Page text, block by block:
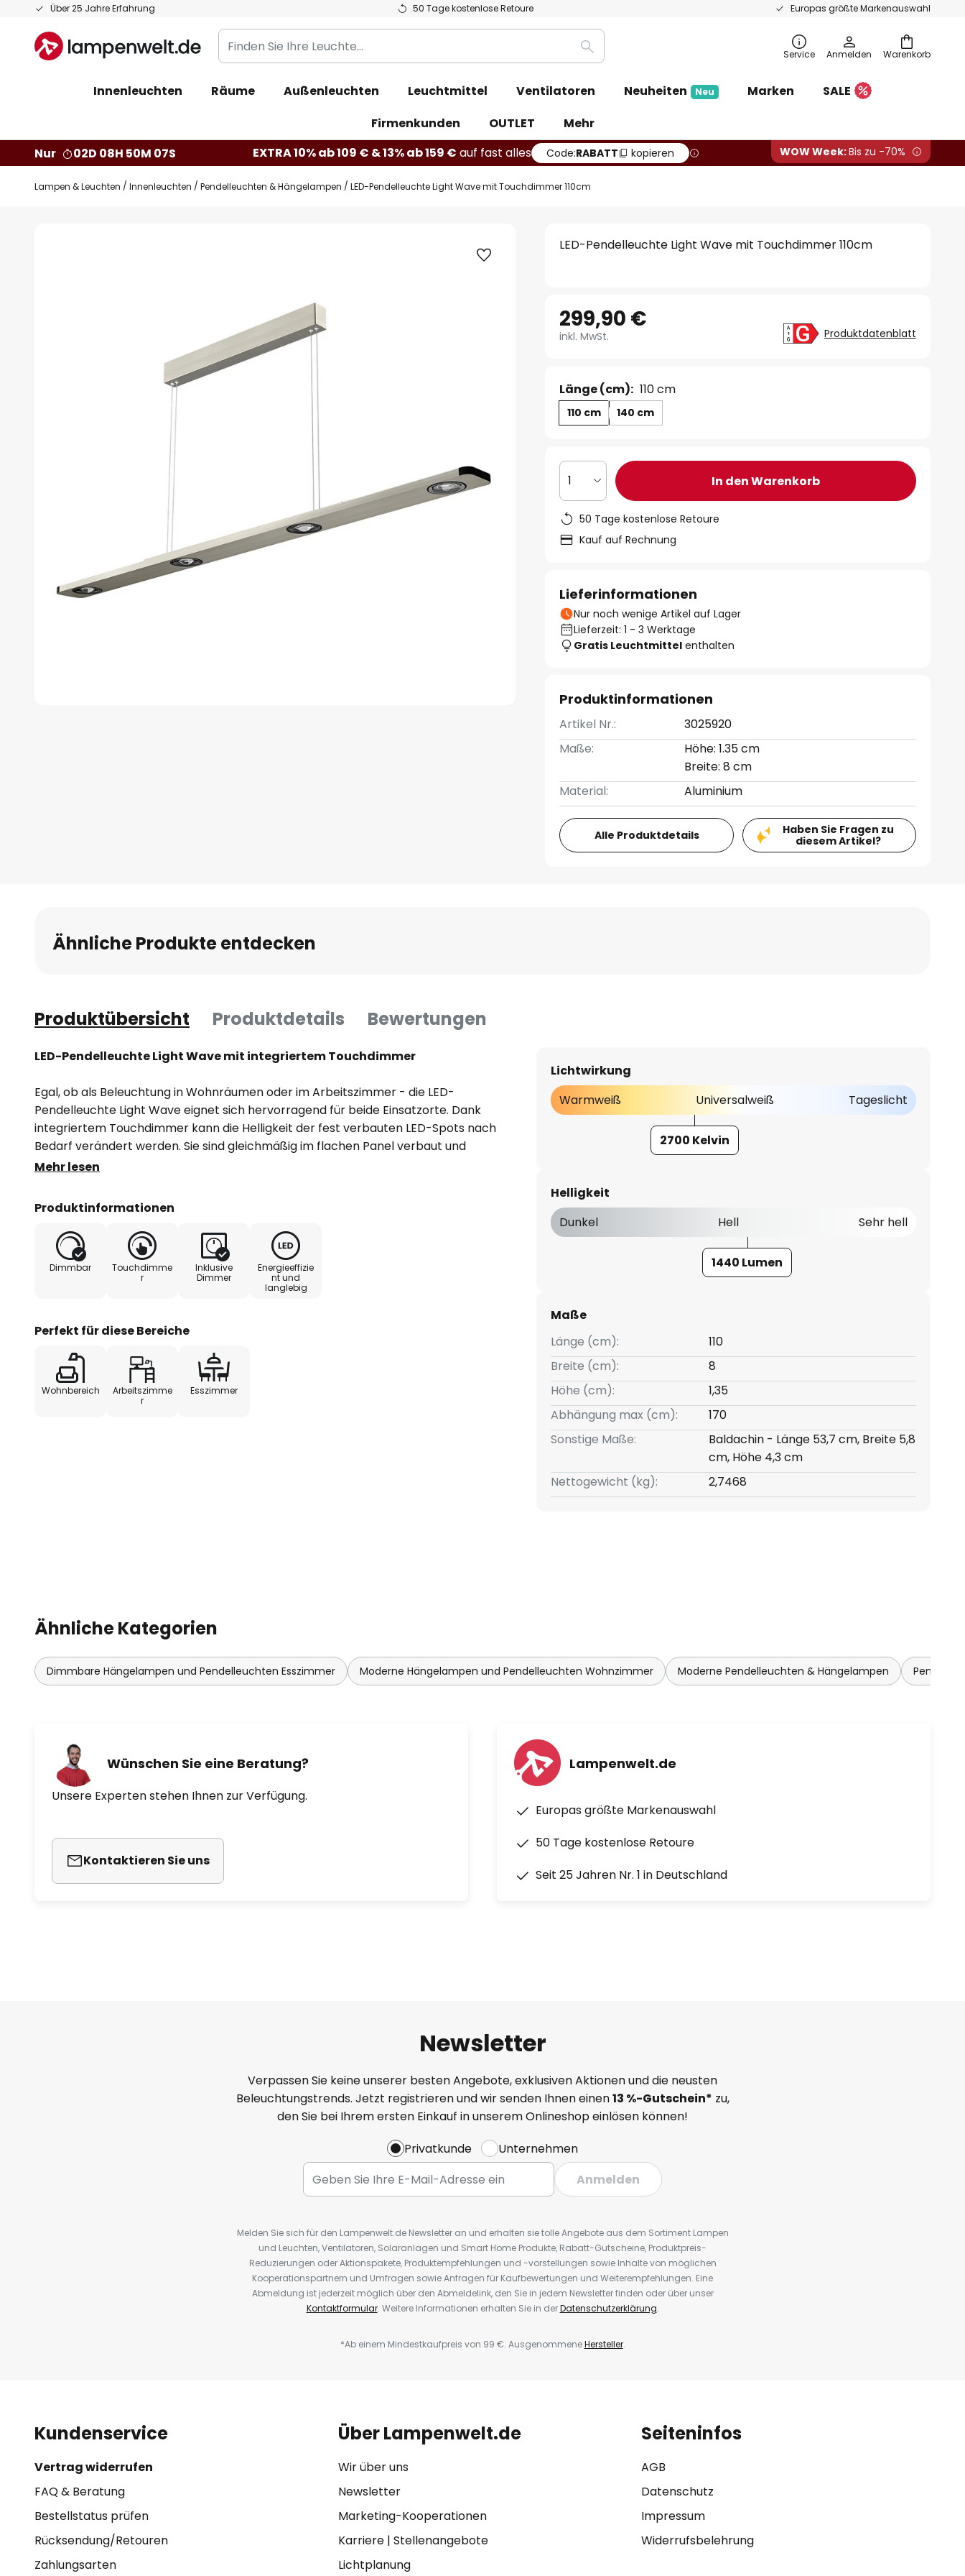
Über 25 Jahre Erfahrung 50 Tage kostenlose Retoure Europas größte Markenauswahl
Zum
springen
Warenkorb
Finden
Sie
Leuchte...
Suche Service Anmelden
Innenleuchten Räume Außenleuchten Leuchtmittel Ventilatoren Neuheiten Neu Marken
SALE
Firmenkunden
OUTLET
Mehr
Nur
02D 08H 50M 06S EXTRA 10% ab 109 € & 13% ab 159 € auf fast alles Code:RABATT kopieren WOW Week:Bis zu -70%
Lampen & Leuchten Innenleuchten Pendelleuchten & Hängelampen LED-Pendelleuchte Light Wave mit Touchdimmer 110cm
LED-Pendelleuchte Light Wave mit Touchdimmer 110cm
299,90 €
inkl. MwSt. Produktdatenblatt
Länge (cm): 110 cm
110 cm 140 cm
1 In den Warenkorb
50 Tage kostenlose Retoure
Kauf auf Rechnung
Lieferinformationen
Nur noch wenige Artikel auf Lager
Lieferzeit: 1 - 3 Werktage
Gratis Leuchtmittel enthalten
Produktinformationen
Artikel Nr.:
3025920
Maße:
Höhe: 1.35 cm
Breite: 8 cm
Material:
Aluminium
Alle Produktdetails
Haben Sie Fragen zu
diesem Artikel?
Ähnliche Produkte entdecken
Produktübersicht Produktdetails Bewertungen
LED-Pendelleuchte Light Wave mit integriertem Touchdimmer
Egal, ob als Beleuchtung in Wohnräumen oder im Arbeitszimmer - die LED-
Pendelleuchte Light Wave eignet sich hervorragend für beide Einsatzorte. Dank
integriertem Touchdimmer kann die Helligkeit der fest verbauten LED-Spots nach
Bedarf verändert werden. Sie sind gleichmäßig im flachen Panel verbaut und
geben warmweißes Licht nach unten ab. Das Panel wird von vier Pendeln am
in gebürstetem Nickel versehen, was der Leuchte ein modernes und zeitloses
Design ermöglicht.
Mehr lesen
Produktinformationen
Dimmbar
Touchdimme
r
Inklusive
Dimmer
Energieeffizie
nt und
langlebig
Perfekt für diese Bereiche
Wohnbereich
Arbeitszimme
r
Esszimmer
Lichtwirkung
Warmweiß
Universalweiß Tageslicht
2700 Kelvin
Helligkeit
Dunkel
Hell Sehr hell
1440 Lumen
Maße
Länge (cm):
110
Breite (cm):
8
Höhe (cm):
1,35
Abhängung max (cm):
170
Sonstige Maße:
Baldachin - Länge 53,7 cm, Breite 5,8
cm, Höhe 4,3 cm
Nettogewicht (kg):
2,7468
Ähnliche Kategorien
Dimmbare Hängelampen und Pendelleuchten Esszimmer Moderne Hängelampen und Pendelleuchten Wohnzimmer Moderne Pendelleuchten & Hängelampen
Wünschen Sie eine Beratung?
Unsere Experten stehen Ihnen zur Verfügung.
Kontaktieren Sie uns
Lampenwelt.de
Europas größte Markenauswahl
50 Tage kostenlose Retoure
Seit 25 Jahren Nr. 1 in Deutschland
Newsletter
Verpassen Sie keine unserer besten Angebote, exklusiven Aktionen und die neusten
Beleuchtungstrends. Jetzt registrieren und wir senden Ihnen einen13 %-Gutschein* zu,
den Sie bei Ihrem ersten Einkauf in unserem Onlineshop einlösen können!
Privatkunde
Unternehmen
Anmelden
Melden Sie sich für den Lampenwelt.de Newsletter an und erhalten sie tolle Angebote aus dem Sortiment Lampen
und Leuchten, Ventilatoren, Solaranlagen und Smart Home Produkte, Rabatt-Gutscheine, Produktpreis-
Reduzierungen oder Aktionspakete, Produktempfehlungen und -vorstellungen sowie Inhalte von möglichen
Kooperationspartnern und Umfragen sowie Anfragen für Kaufbewertungen und Weiterempfehlungen. Eine
Abmeldung ist jederzeit möglich über den Abmeldelink, den Sie in jedem Newsletter finden oder über unser
Kontaktformular. Weitere Informationen erhalten Sie in derDatenschutzerklärung.
*Ab einem Mindestkaufpreis von 99 €. AusgenommeneHersteller.
Kundenservice
Vertrag widerrufen
FAQ & Beratung
Bestellstatus prüfen
Rücksendung/Retouren
Zahlungsarten
Über Lampenwelt.de
Wir über uns
Newsletter
Marketing-Kooperationen
Karriere| Stellenangebote
Lichtplanung
Seiteninfos
AGB
Datenschutz
Impressum
Widerrufsbelehrung